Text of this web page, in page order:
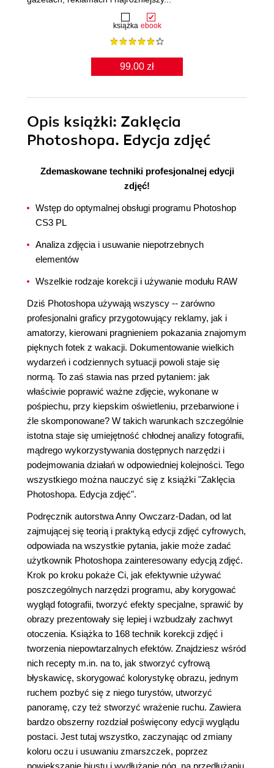
książka ebook
99.00 zł
Opis książki: Zaklęcia
Photoshopa. Edycja zdjęć
Zdemaskowane techniki profesjonalnej edycji
zdjęć!
Wstęp do optymalnej obsługi programu Photoshop
CS3 PL
Analiza zdjęcia i usuwanie niepotrzebnych
elementów
Wszelkie rodzaje korekcji i używanie modułu RAW
Dziś Photoshopa używają wszyscy -- zarówno
profesjonalni graficy przygotowujący reklamy, jak i
amatorzy, kierowani pragnieniem pokazania znajomym
pięknych fotek z wakacji. Dokumentowanie wielkich
wydarzeń i codziennych sytuacji powoli staje się
normą. To zaś stawia nas przed pytaniem: jak
właściwie poprawić ważne zdjęcie, wykonane w
pośpiechu, przy kiepskim oświetleniu, przebarwione i
źle skomponowane? W takich warunkach szczególnie
istotna staje się umiejętność chłodnej analizy fotografii,
mądrego wykorzystywania dostępnych narzędzi i
podejmowania działań w odpowiedniej kolejności. Tego
wszystkiego można nauczyć się z książki "Zaklęcia
Photoshopa. Edycja zdjęć".
Podręcznik autorstwa Anny Owczarz-Dadan, od lat
zajmującej się teorią i praktyką edycji zdjęć cyfrowych,
odpowiada na wszystkie pytania, jakie może zadać
użytkownik Photoshopa zainteresowany edycją zdjęć.
Krok po kroku pokaże Ci, jak efektywnie używać
poszczególnych narzędzi programu, aby korygować
wygląd fotografii, tworzyć efekty specjalne, sprawić by
obrazy prezentowały się lepiej i wzbudzały zachwyt
otoczenia. Książka to 168 technik korekcji zdjęć i
tworzenia niepowtarzalnych efektów. Znajdziesz wśród
nich recepty m.in. na to, jak stworzyć cyfrową
błyskawicę, skorygować kolorystykę obrazu, jednym
ruchem pozbyć się z niego turystów, utworzyć
panoramę, czy też stworzyć wrażenie ruchu. Zawiera
bardzo obszerny rozdział poświęcony edycji wyglądu
postaci. Jest tutaj wszystko, zaczynając od zmiany
koloru oczu i usuwaniu zmarszczek, poprzez
powiększanie biustu i wydłużanie nóg, na przedłużaniu